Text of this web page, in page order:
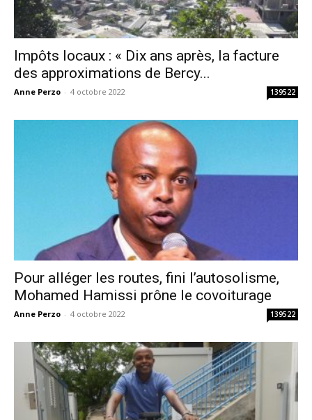
Impôts locaux : « Dix ans après, la facture
des approximations de Bercy...
Anne Perzo - 4 octobre 2022 139522
Pour alléger les routes, fini l’autosolisme,
Mohamed Hamissi prône le covoiturage
Anne Perzo - 4 octobre 2022 139522